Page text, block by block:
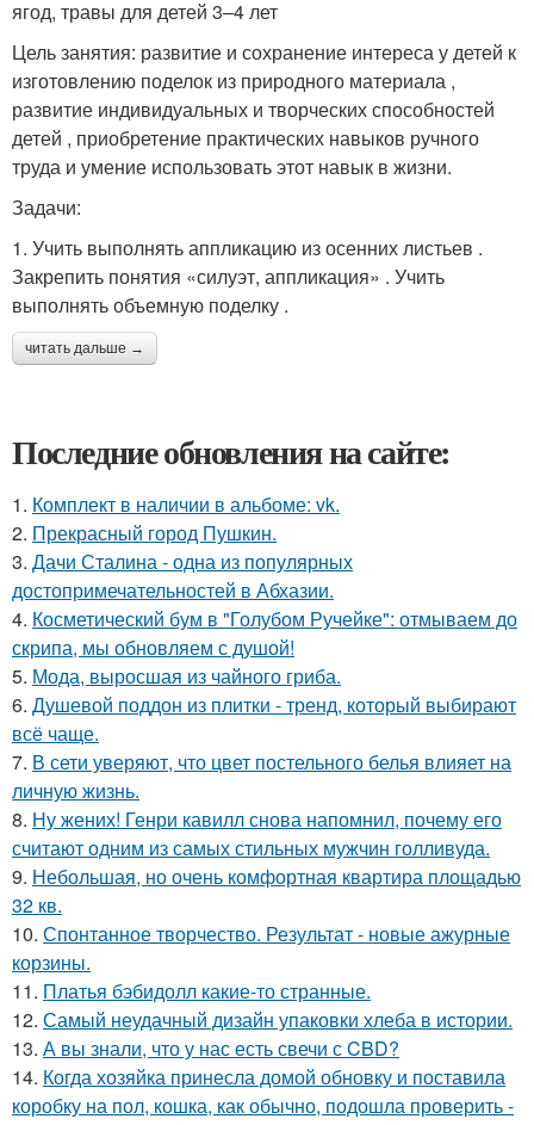
ягод, травы для детей 3–4 лет
Цель занятия: развитие и сохранение интереса у детей к
изготовлению поделок из природного материала ,
развитие индивидуальных и творческих способностей
детей , приобретение практических навыков ручного
труда и умение использовать этот навык в жизни.
Задачи:
1. Учить выполнять аппликацию из осенних листьев .
Закрепить понятия «силуэт, аппликация» . Учить
выполнять объемную поделку .
читать дальше →
Последние обновления на сайте:
1. Комплект в наличии в альбоме: vk.
2. Прекрасный город Пушкин.
3. Дачи Сталина - одна из популярных
достопримечательностей в Абхазии.
4. Косметический бум в "Голубом Ручейке": отмываем до
скрипа, мы обновляем с душой!
5. Мода, выросшая из чайного гриба.
6. Душевой поддон из плитки - тренд, который выбирают
всё чаще.
7. В сети уверяют, что цвет постельного белья влияет на
личную жизнь.
8. Ну жених! Генри кавилл снова напомнил, почему его
считают одним из самых стильных мужчин голливуда.
9. Небольшая, но очень комфортная квартира площадью
32 кв.
10. Спонтанное творчество. Результат - новые ажурные
корзины.
11. Платья бэбидолл какие-то странные.
12. Самый неудачный дизайн упаковки хлеба в истории.
13. А вы знали, что у нас есть свечи с CBD?
14. Когда хозяйка принесла домой обновку и поставила
коробку на пол, кошка, как обычно, подошла проверить -